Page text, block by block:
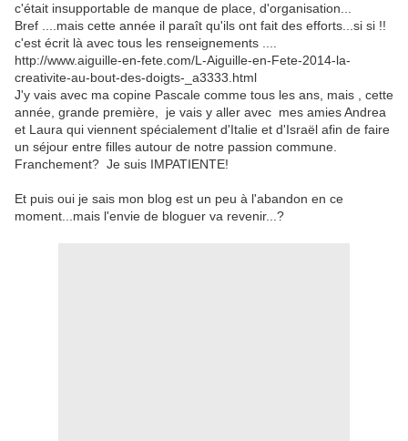
c'était insupportable de manque de place, d'organisation...
Bref ....mais cette année il paraît qu'ils ont fait des efforts...si si !!
c'est écrit là avec tous les renseignements ....
http://www.aiguille-en-fete.com/L-Aiguille-en-Fete-2014-la-
creativite-au-bout-des-doigts-_a3333.html
J'y vais avec ma copine Pascale comme tous les ans, mais , cette
année, grande première, je vais y aller avec mes amies Andrea
et Laura qui viennent spécialement d'Italie et d'Israël afin de faire
un séjour entre filles autour de notre passion commune.
Franchement? Je suis IMPATIENTE!
Et puis oui je sais mon blog est un peu à l'abandon en ce
moment...mais l'envie de bloguer va revenir...?